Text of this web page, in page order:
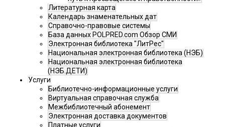
Литературная карта
Календарь знаменательных дат
Справочно-правовые системы
База данных POLPRED.com Обзор СМИ
Электронная библиотека "ЛитРес"
Национальная электронная библиотека (НЭБ)
Национальная электронная библиотека
(НЭБ.ДЕТИ)
Услуги
Библиотечно-информационные услуги
Виртуальная справочная служба
Межбиблиотечный абонемент
Электронная доставка документов
Платные услуги